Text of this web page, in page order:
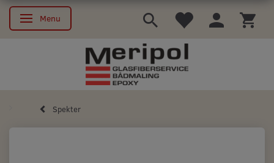
Skifte navigation
Menu
Spekter